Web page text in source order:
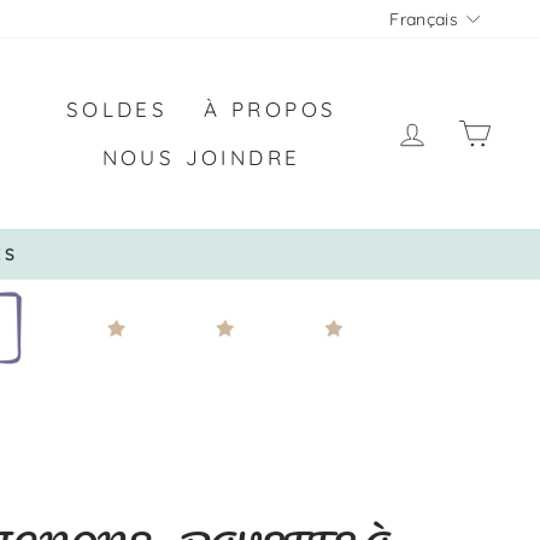
Français
SOLDES
À PROPOS
NOUS JOINDRE
SE
À AUCUNE PROMOTION*